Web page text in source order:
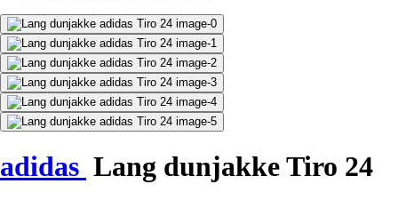
adidas Lang dunjakke Tiro 24